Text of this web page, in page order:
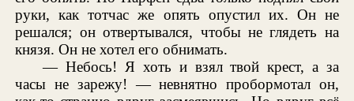
руки, как тотчас же опять опустил их. Он не
решался; он отвертывался, чтобы не глядеть на
князя. Он не хотел его обнимать.
— Небось! Я хоть и взял твой крест, а за
часы не зарежу! — невнятно пробормотал он,